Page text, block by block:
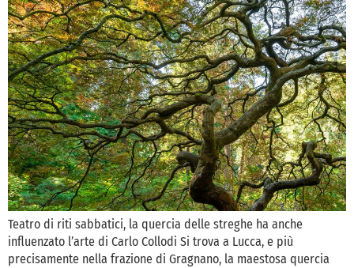
Teatro di riti sabbatici, la quercia delle streghe ha anche
influenzato l’arte di Carlo Collodi Si trova a Lucca, e più
precisamente nella frazione di Gragnano, la maestosa quercia